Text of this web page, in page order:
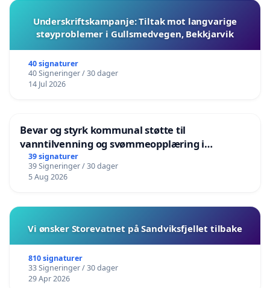
Underskriftskampanje: Tiltak mot langvarige
støyproblemer i Gullsmedvegen, Bekkjarvik
40 signaturer
40 Signeringer / 30 dager
14 Jul 2026
Bevar og styrk kommunal støtte til
vanntilvenning og svømmeopplæring i
barnehagene i Haugesund
39 signaturer
39 Signeringer / 30 dager
5 Aug 2026
Vi ønsker Storevatnet på Sandviksfjellet tilbake
810 signaturer
33 Signeringer / 30 dager
29 Apr 2026